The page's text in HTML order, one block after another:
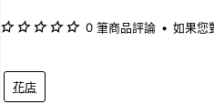
花店
0 筆商品評論 • 如果您